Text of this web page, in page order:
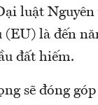
luật
là đến
đất hiếm.
sẽ đóng